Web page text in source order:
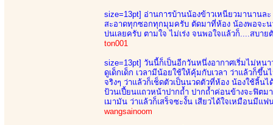
size=13pt] อ่านการบ้านน้องข้าวเหนียวมานานล
สะอาดทุกซอกทุกมุมครับ ตัดมาที่ห้อง น้องพอจะน
บ่นเลยครับ ตามใจ ไม่เร่ง จนพอใจแล้วก็....สบ
ton001
size=13pt] วันนี้ก็เป็นอีกวันหนึ่งอากาศเริ่มไม่หน
ดูเด็กเด็ก เวลามีน้อยใช้ให้คุ้มกับเวลา ว่าแล้วก็ขึ้
จริงๆ ว่าแล้วก็เช็ดตัวเป็นนวดตัวที่ห้อง น้องใช้ลิ้
ป้วนเปี้ยนแถวหน้าปากถ้ำ ปากถ้ำค่อนข้างจะฟิตม
เมามัน ว่าแล้วก็เสร็จซะงั้น เสียวได้ใจเหมือนมีแฟ
wangsainoom